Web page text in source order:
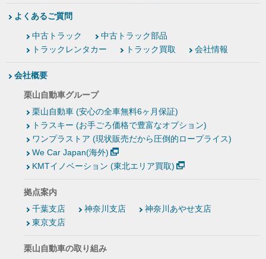
よくあるご質問
中古トラック
中古トラック部品
トラックレンタカー
トラック買取 会社情報
会社概要
栗山自動車グループ
栗山自動車 (安心の全車無料6ヶ月保証)
トラスキー (お手ごろ価格で豊富なオプション)
ワンプラストア (現状販売だから圧倒的ロープライス)
We Car Japan(海外)
KMTイノベーション (東北エリア買取)
拠点案内
千葉支店
神奈川支店
神奈川あやせ支店
東京支店
栗山自動車の取り組み